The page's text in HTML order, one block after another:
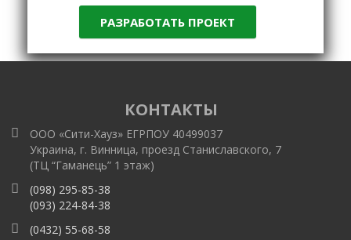
КОНТАКТЫ
ООО «Сити-Хауз» ЕГРПОУ 40499037
Украина, г. Винница, проезд Станиславского, 7
(ТЦ “Гаманець” 1 этаж)
(098) 295-85-38
(093) 224-84-38
(0432) 55-68-58